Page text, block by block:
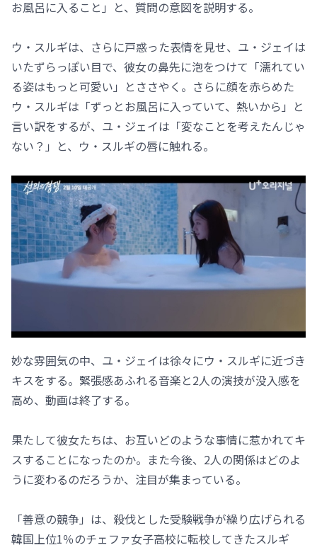
お風呂に入ること」と、質問の意図を説明する。
ウ・スルギは、さらに戸惑った表情を見せ、ユ・ジェイは
いたずらっぽい目で、彼女の鼻先に泡をつけて「濡れてい
る姿はもっと可愛い」とささやく。さらに顔を赤らめた
ウ・スルギは「ずっとお風呂に入っていて、熱いから」と
言い訳をするが、ユ・ジェイは「変なことを考えたんじゃ
ない？」と、ウ・スルギの唇に触れる。
妙な雰囲気の中、ユ・ジェイは徐々にウ・スルギに近づき
キスをする。緊張感あふれる音楽と2人の演技が没入感を
高め、動画は終了する。
果たして彼女たちは、お互いどのような事情に惹かれてキ
スすることになったのか。また今後、2人の関係はどのよ
うに変わるのだろうか、注目が集まっている。
「善意の競争」は、殺伐とした受験戦争が繰り広げられる
韓国上位1％のチェファ女子高校に転校してきたスルギ